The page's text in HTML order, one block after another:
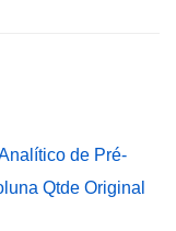
de Pré-
Qtde Original